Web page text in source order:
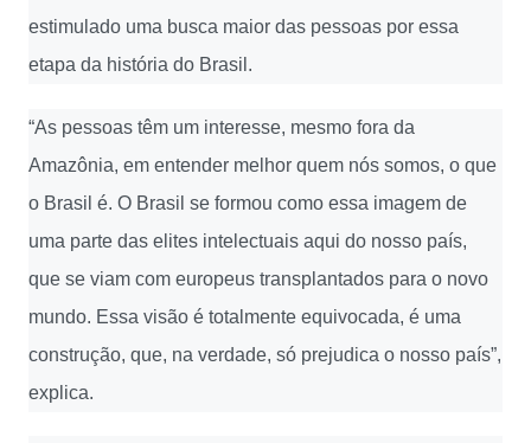
estimulado uma busca maior das pessoas por essa
etapa da história do Brasil.
“As pessoas têm um interesse, mesmo fora da
Amazônia, em entender melhor quem nós somos, o que
o Brasil é. O Brasil se formou como essa imagem de
uma parte das elites intelectuais aqui do nosso país,
que se viam com europeus transplantados para o novo
mundo. Essa visão é totalmente equivocada, é uma
construção, que, na verdade, só prejudica o nosso país”,
explica.